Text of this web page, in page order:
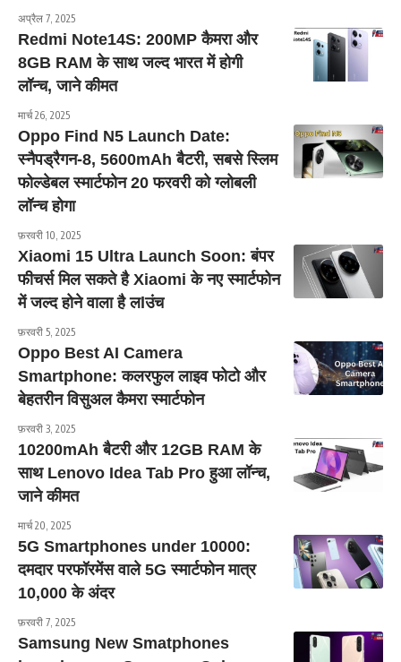
अप्रैल 7, 2025
Redmi Note14S: 200MP कैमरा और
8GB RAM के साथ जल्द भारत में होगी
लॉन्च, जाने कीमत
मार्च 26, 2025
Oppo Find N5 Launch Date:
स्नैपड्रैगन-8, 5600mAh बैटरी, सबसे स्लिम
फोल्डेबल स्मार्टफोन 20 फरवरी को ग्लोबली
लॉन्च होगा
फ़रवरी 10, 2025
Xiaomi 15 Ultra Launch Soon: बंपर
फीचर्स मिल सकते है Xiaomi के नए स्मार्टफोन
में जल्द होने वाला है लlउंच
फ़रवरी 5, 2025
Oppo Best AI Camera
Smartphone: कलरफुल लाइव फोटो और
बेहतरीन विसुअल कैमरा स्मार्टफोन
फ़रवरी 3, 2025
10200mAh बैटरी और 12GB RAM के
साथ Lenovo Idea Tab Pro हुआ लॉन्च,
जाने कीमत
मार्च 20, 2025
5G Smartphones under 10000:
दमदार परफॉरमेंस वाले 5G स्मार्टफोन मात्र
10,000 के अंदर
फ़रवरी 7, 2025
Samsung New Smatphones